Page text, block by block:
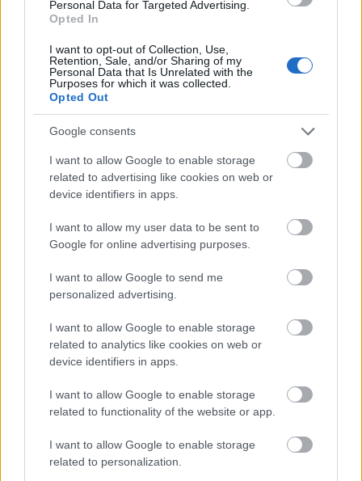
Personal Data for Targeted Advertising.
Opted In
I want to opt-out of Collection, Use,
Retention, Sale, and/or Sharing of my
Personal Data that Is Unrelated with the
Purposes for which it was collected.
Opted Out
Google consents
I want to allow Google to enable storage
related to advertising like cookies on web or
device identifiers in apps.
I want to allow my user data to be sent to
Google for online advertising purposes.
I want to allow Google to send me
personalized advertising.
I want to allow Google to enable storage
related to analytics like cookies on web or
device identifiers in apps.
I want to allow Google to enable storage
related to functionality of the website or app.
I want to allow Google to enable storage
related to personalization.
1. Hedda Østberg Amundsen, Asker
SK/rekruttlandslaget, 1:57:28
2. Mabel Ovedie Herskedal Amundsen, Byåsen IL,
3. Johanna Hagström, Sverige, +3:40
Fullstendige resultater
Meld deg på vårt nyhetsbrev
Meld deg på
MEST LEST
Norsk